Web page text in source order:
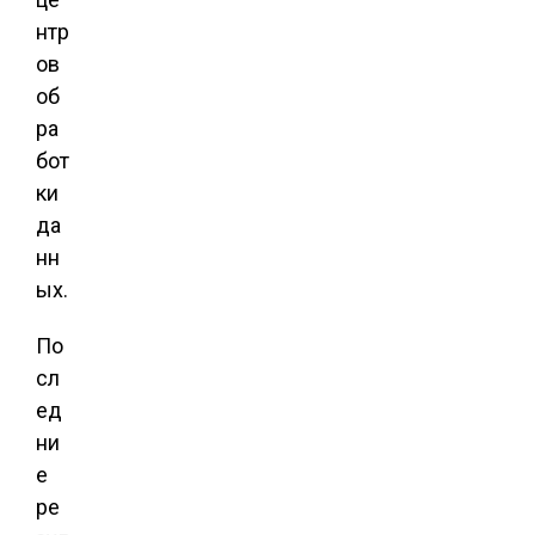
нтр
ов
об
ра
бот
ки
да
нн
ых.
По
сл
ед
ни
е
ре